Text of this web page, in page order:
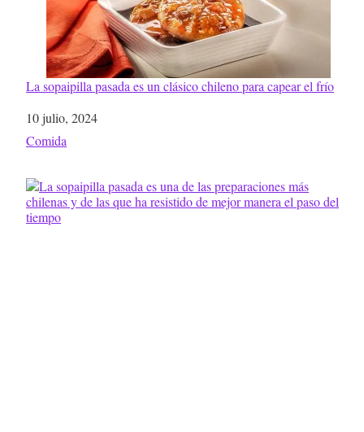
La sopaipilla pasada es un clásico chileno para capear el frío
Fecha
10 julio, 2024
Respecto a
Comida